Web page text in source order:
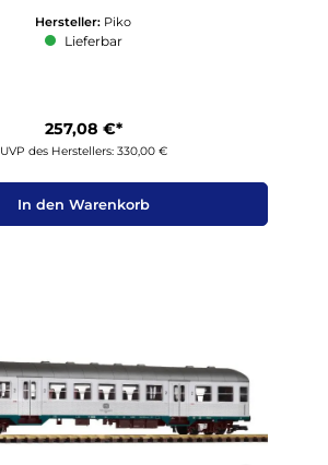
Hersteller: Piko
Lieferbar
257,08 €*
UVP des Herstellers: 330,00 €
In den Warenkorb